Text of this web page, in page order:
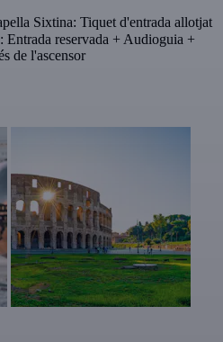
Sixtina: Tiquet d'entrada allotjat
Entrada reservada + Audioguia +
de l'ascensor